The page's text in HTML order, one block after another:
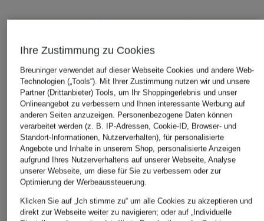
Ihre Zustimmung zu Cookies
Breuninger verwendet auf dieser Webseite Cookies und andere Web-
Technologien („Tools“). Mit Ihrer Zustimmung nutzen wir und unsere
Partner (Drittanbieter) Tools, um Ihr Shoppingerlebnis und unser
Onlineangebot zu verbessern und Ihnen interessante Werbung auf
anderen Seiten anzuzeigen. Personenbezogene Daten können
verarbeitet werden (z. B. IP-Adressen, Cookie-ID, Browser- und
Standort-Informationen, Nutzerverhalten), für personalisierte
Angebote und Inhalte in unserem Shop, personalisierte Anzeigen
aufgrund Ihres Nutzerverhaltens auf unserer Webseite, Analyse
unserer Webseite, um diese für Sie zu verbessern oder zur
Optimierung der Werbeaussteuerung.
Klicken Sie auf „Ich stimme zu“ um alle Cookies zu akzeptieren und
direkt zur Webseite weiter zu navigieren; oder auf „Individuelle